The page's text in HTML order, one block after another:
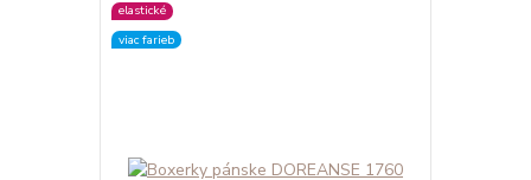
elastické
viac farieb